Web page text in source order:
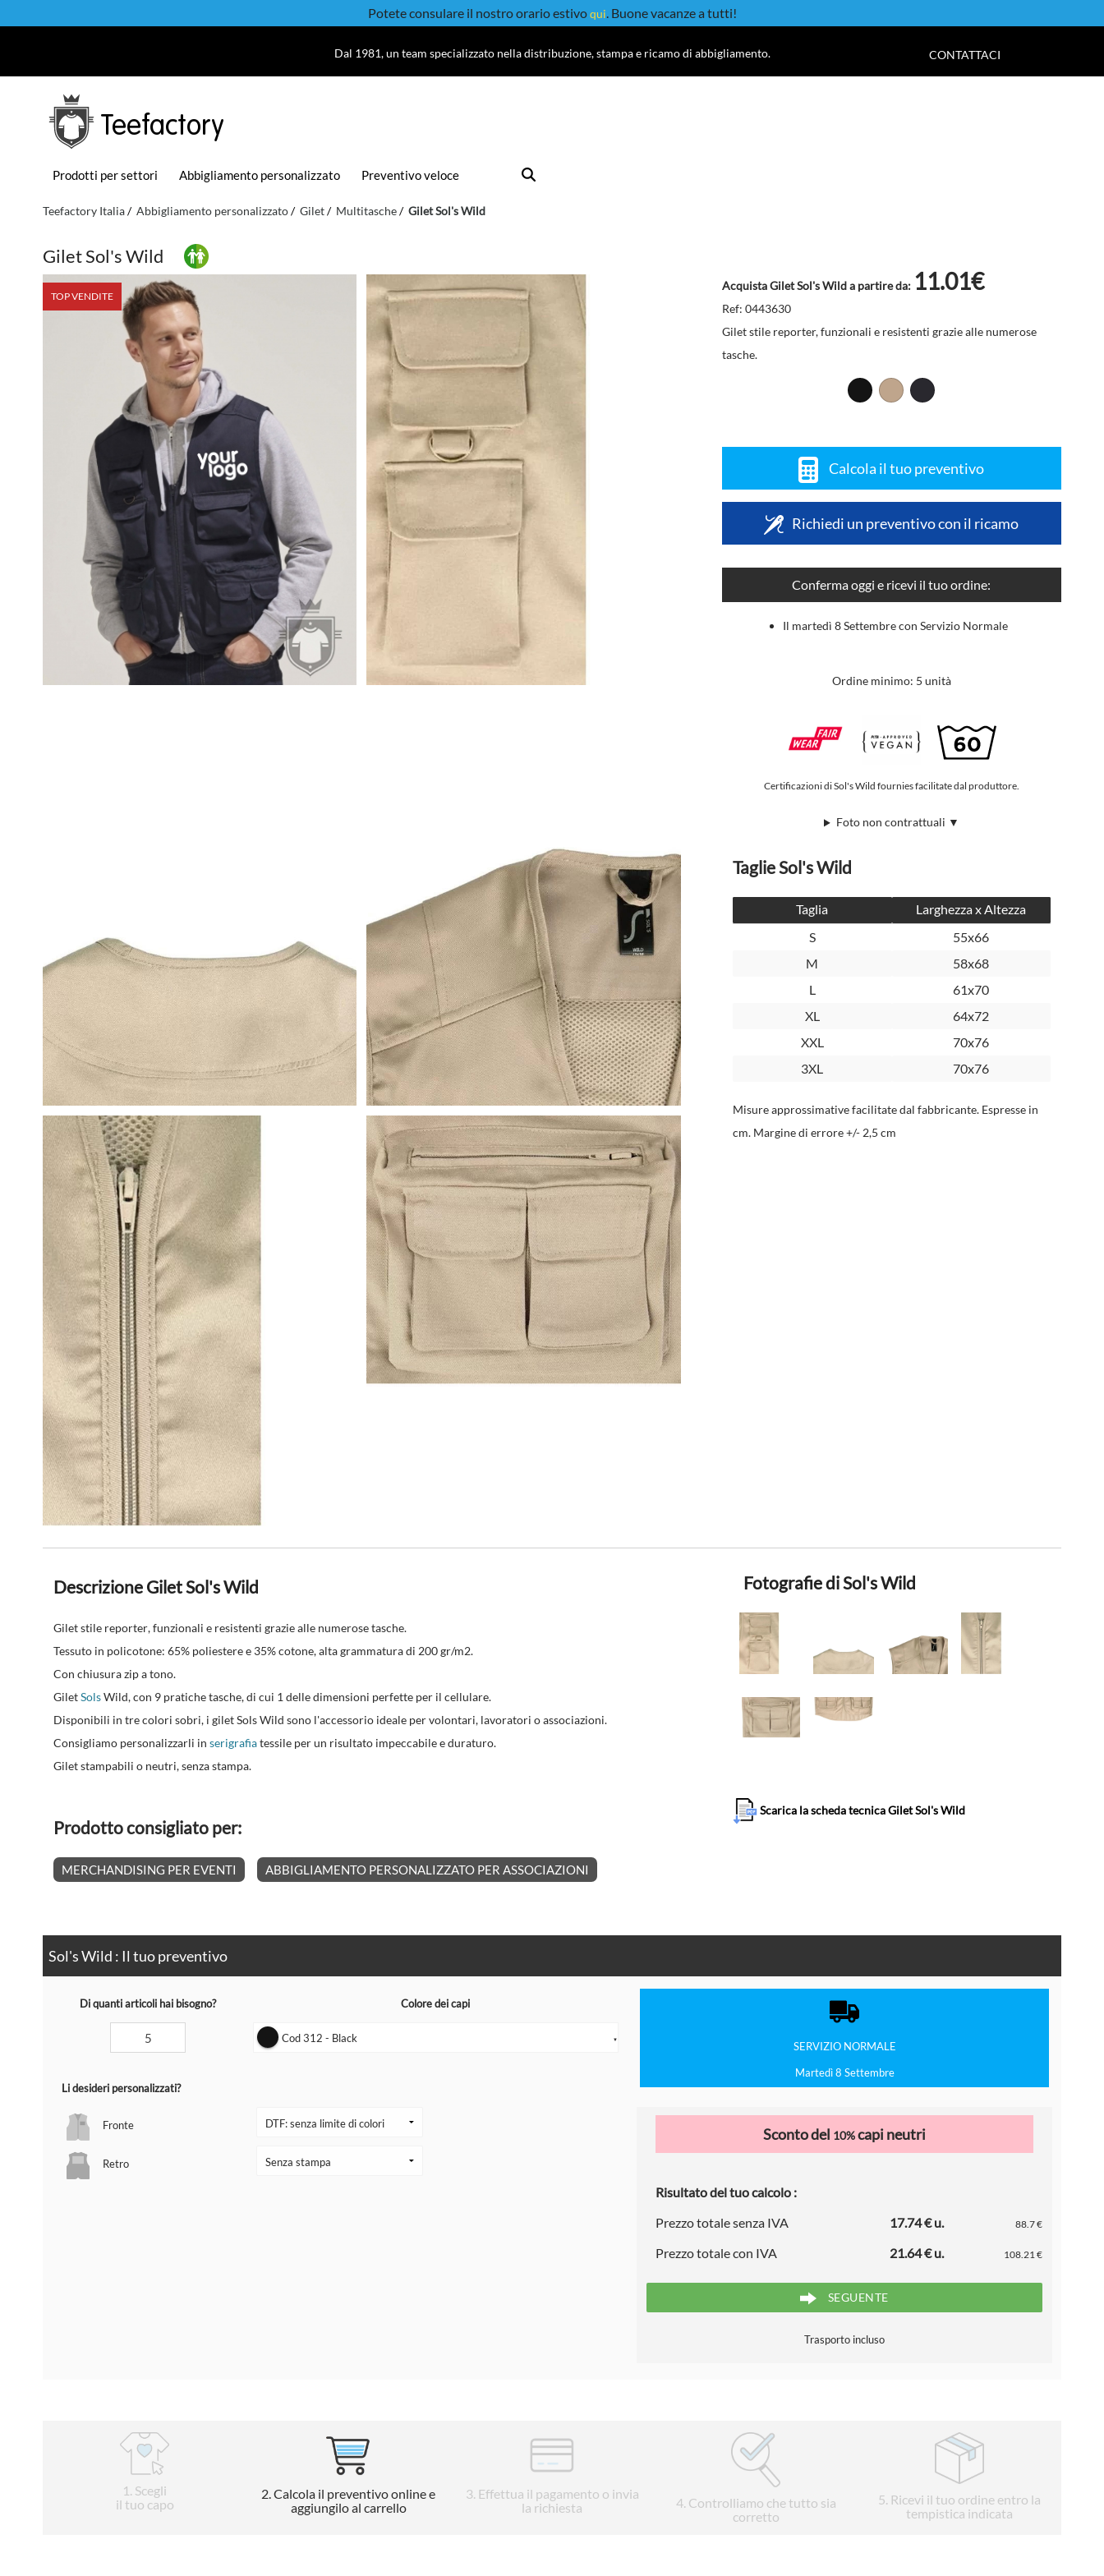
Potete consulare il nostro orario estivoqui. Buone vacanze a tutti!
Dal 1981, un team specializzato nella distribuzione, stampa e ricamo di abbigliamento. CONTATTACI
Teefactory
Prodotti per settori Abbigliamento personalizzato Preventivo veloce
Teefactory Italia Abbigliamento personalizzato Gilet Multitasche Gilet Sol's Wild
Gilet Sol's Wild
TOP VENDITE
Acquista Gilet Sol's Wild a partire da: 11.01€
Ref: 0443630
Gilet stile reporter, funzionali e resistenti grazie alle numerose
tasche.
Calcola il tuo preventivo
Richiedi un preventivo con il ricamo
Conferma oggi e ricevi il tuo ordine:
Il martedì 8 Settembre con Servizio Normale
Ordine minimo: 5 unità
Certificazioni di Sol's Wild fournies facilitate dal produttore.
Foto non contrattuali ▼
Taglie Sol's Wild
Taglia
Larghezza x Altezza
S
55x66
M
58x68
L
61x70
XL
64x72
XXL
70x76
3XL
70x76
Misure approssimative facilitate dal fabbricante. Espresse in
cm. Margine di errore +/- 2,5 cm
Descrizione Gilet Sol's Wild
Gilet stile reporter, funzionali e resistenti grazie alle numerose tasche.
Tessuto in policotone: 65% poliestere e 35% cotone, alta grammatura di 200 gr/m2.
Con chiusura zip a tono.
GiletSolsWild, con 9 pratiche tasche, di cui 1 delle dimensioni perfette per il cellulare.
Disponibili in tre colori sobri, i gilet Sols Wild sono l'accessorio ideale per volontari, lavoratori o associazioni.
Consigliamo personalizzarli inserigrafiatessile per un risultato impeccabile e duraturo.
Gilet stampabili o neutri, senza stampa.
Prodotto consigliato per:
MERCHANDISING PER EVENTI ABBIGLIAMENTO PERSONALIZZATO PER ASSOCIAZIONI
Fotografie di Sol's Wild
Scarica la scheda tecnica Gilet Sol's Wild
Sol's Wild : Il tuo preventivo
Di quanti articoli hai bisogno? Colore dei capi
Cod 312 - Black ▼
Li desideri personalizzati?
Fronte
Retro
SERVIZIO NORMALE
Martedì 8 Settembre
Sconto del 10%capi neutri
Risultato del tuo calcolo :
Prezzo totale senza IVA
17.74 € u. 88.7 €
Prezzo totale con IVA 21.64 € u. 108.21 €
SEGUENTE
Trasporto incluso
1 . Scegli
il tuo capo
2. Calcola il preventivo online e
aggiungilo al carrello
3. Effettua il pagamento o invia
la richiesta
4. Controlliamo che tutto sia
corretto
5. Ricevi il tuo ordine entro la
tempistica indicata